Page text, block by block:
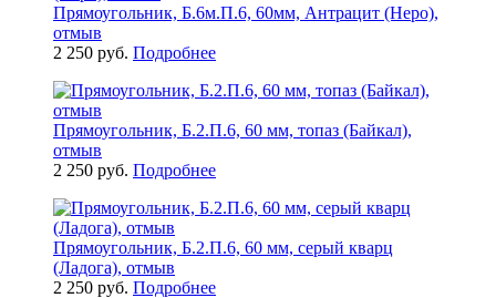
Прямоугольник, Б.6м.П.6, 60мм, Антрацит (Неро),
отмыв
2 250 руб. Подробнее
Прямоугольник, Б.2.П.6, 60 мм, топаз (Байкал),
отмыв
2 250 руб. Подробнее
Прямоугольник, Б.2.П.6, 60 мм, серый кварц
(Ладога), отмыв
2 250 руб. Подробнее